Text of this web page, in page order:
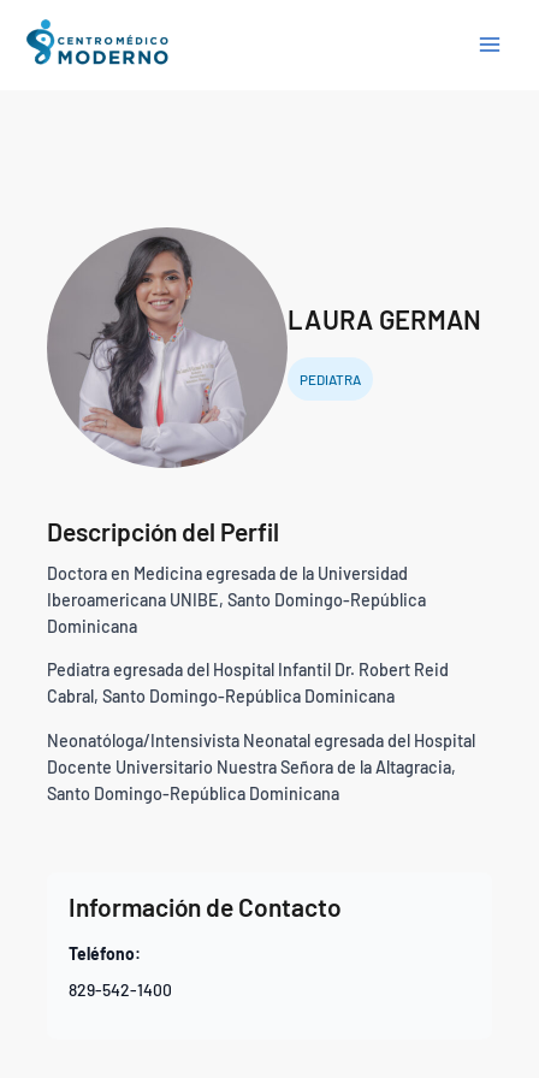
LAURA GERMAN
PEDIATRA
Información de Contacto
Teléfono:
829-542-1400
Descripción del Perfil
Doctora en Medicina egresada de la Universidad
Iberoamericana UNIBE, Santo Domingo-República
Dominicana
Pediatra egresada del Hospital Infantil Dr. Robert Reid
Cabral, Santo Domingo-República Dominicana
Neonatóloga/Intensivista Neonatal egresada del Hospital
Docente Universitario Nuestra Señora de la Altagracia,
Santo Domingo-República Dominicana